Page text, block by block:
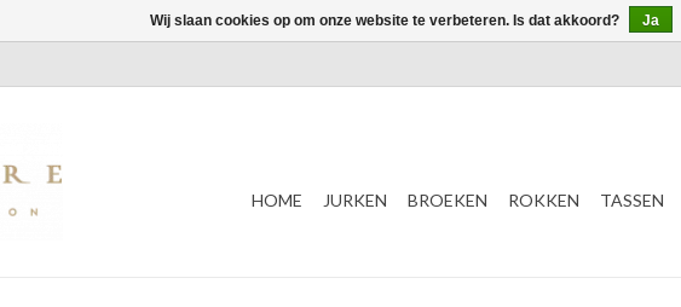
HOME JURKEN BROEKEN ROKKEN TASSEN
Wij slaan cookies op om onze website te verbeteren. Is dat akkoord? Ja